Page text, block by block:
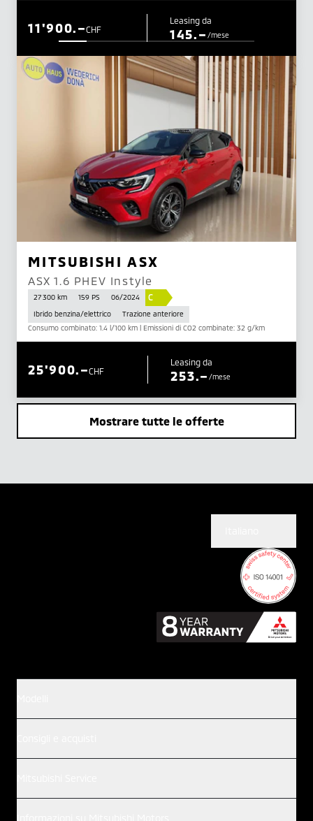
CHF
11'900.– Leasing da
145.– /mese
MITSUBISHI ASX
ASX 1.6 PHEV Instyle
27 300 km 159 PS 06/2024 C
Ibrido benzina/elettrico
Trazione anteriore
Consumo combinato: 1.4 l/100 km | Emissioni di CO2 combinate: 32 g/km
CHF
25'900.– Leasing da
253.–/mese
Mostrare tutte le offerte